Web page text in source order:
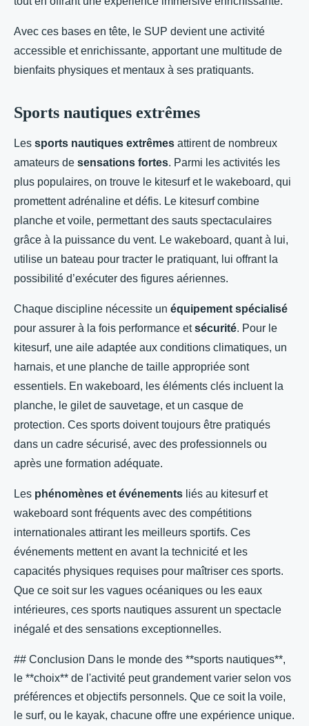
Avec ces bases en tête, le SUP devient une activité
accessible et enrichissante, apportant une multitude de
bienfaits physiques et mentaux à ses pratiquants.
Sports nautiques extrêmes
Les sports nautiques extrêmes attirent de nombreux
amateurs de sensations fortes. Parmi les activités les
plus populaires, on trouve le kitesurf et le wakeboard, qui
promettent adrénaline et défis. Le kitesurf combine
planche et voile, permettant des sauts spectaculaires
grâce à la puissance du vent. Le wakeboard, quant à lui,
utilise un bateau pour tracter le pratiquant, lui offrant la
possibilité d’exécuter des figures aériennes.
Chaque discipline nécessite un équipement spécialisé
pour assurer à la fois performance etsécurité. Pour le
kitesurf, une aile adaptée aux conditions climatiques, un
harnais, et une planche de taille appropriée sont
essentiels. En wakeboard, les éléments clés incluent la
planche, le gilet de sauvetage, et un casque de
protection. Ces sports doivent toujours être pratiqués
dans un cadre sécurisé, avec des professionnels ou
après une formation adéquate.
Les phénomènes et événements liés au kitesurf et
wakeboard sont fréquents avec des compétitions
internationales attirant les meilleurs sportifs. Ces
événements mettent en avant la technicité et les
capacités physiques requises pour maîtriser ces sports.
Que ce soit sur les vagues océaniques ou les eaux
intérieures, ces sports nautiques assurent un spectacle
inégalé et des sensations exceptionnelles.
## Conclusion Dans le monde des **sports nautiques**,
le **choix** de l'activité peut grandement varier selon vos
préférences et objectifs personnels. Que ce soit la voile,
le surf, ou le kayak, chacune offre une expérience unique.